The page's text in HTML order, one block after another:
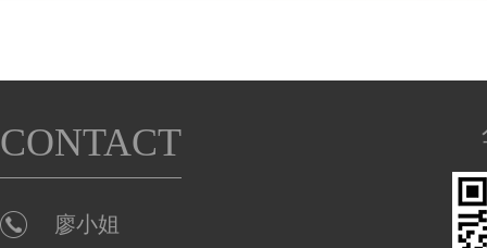
CONTACT
廖小姐